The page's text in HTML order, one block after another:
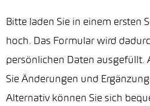
Auto finden
Garage suchen
Bitte laden Sie in einem ersten
hoch. Das Formular wird
persönlichen Daten ausgefüllt.
Sie Änderungen und
Alternativ können Sie sich